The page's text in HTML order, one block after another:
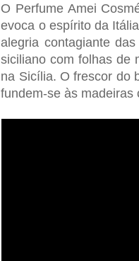
O Perfume Amei
evoca o espírito da
alegria contagiante
siciliano com folhas de
na Sicília. O frescor do
fundem-se às